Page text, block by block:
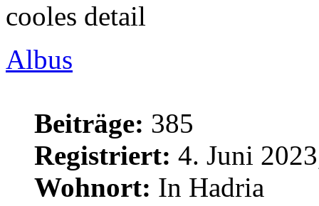
cooles detail
Albus
Beiträge: 385
Registriert: 4. Juni
Wohnort: In Hadria